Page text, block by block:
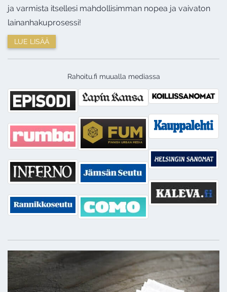
ja varmista itsellesi mahdollisimman nopea ja vaivaton
lainanhakuprosessi!
LUE LISÄÄ
Rahoitu.fi muualla mediassa